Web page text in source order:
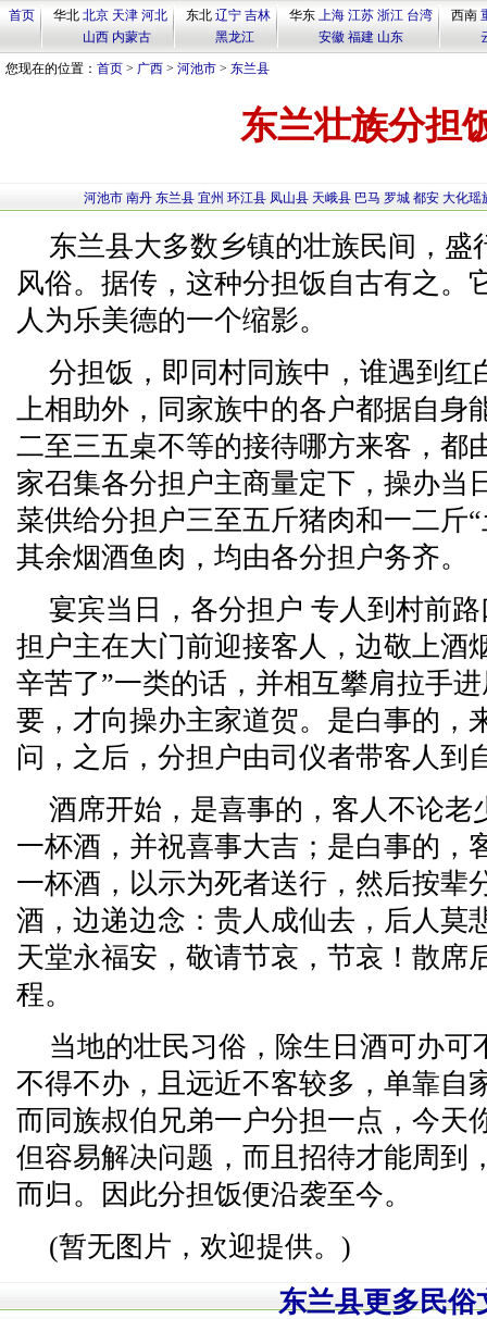
首页 华北 北京 天津 河北
山西 内蒙古
东北 辽宁 吉林
黑龙江
华东 上海 江苏 浙江 台湾
安徽 福建 山东
西南
您现在的位置： 首页 > 广西 > 河池市 > 东兰县
东兰壮族分担
河池市 南丹 东兰县 宜州 环江县 凤山县 天峨县 巴马 罗城 都安 大化瑶
东兰县大多数乡镇的壮族民间，盛
风俗。据传，这种分担饭自古有之。
人为乐美德的一个缩影。
分担饭，即同村同族中，谁遇到红
上相助外，同家族中的各户都据自身
二至三五桌不等的接待哪方来客，都
家召集各分担户主商量定下，操办当
菜供给分担户三至五斤猪肉和一二
其余烟酒鱼肉，均由各分担户务齐。
宴宾当日，各分担户 专人到村前
担户主在大门前迎接客人，边敬上酒
辛苦了”一类的话，并相互攀肩拉手
要，才向操办主家道贺。是白事的，
问，之后，分担户由司仪者带客人到
酒席开始，是喜事的，客人不论老
一杯酒，并祝喜事大吉；是白事的，
一杯酒，以示为死者送行，然后按辈
酒，边递边念：贵人成仙去，后人莫
天堂永福安，敬请节哀，节哀！散席
程。
当地的壮民习俗，除生日酒可办可
不得不办，且远近不客较多，单靠自
而同族叔伯兄弟一户分担一点，今天
但容易解决问题，而且招待才能周到
而归。因此分担饭便沿袭至今。
(暂无图片，欢迎提供。)
东兰县更多民俗